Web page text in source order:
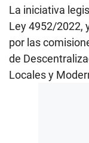
La iniciativa
Ley 4952/2022,
por las
de
Locales y